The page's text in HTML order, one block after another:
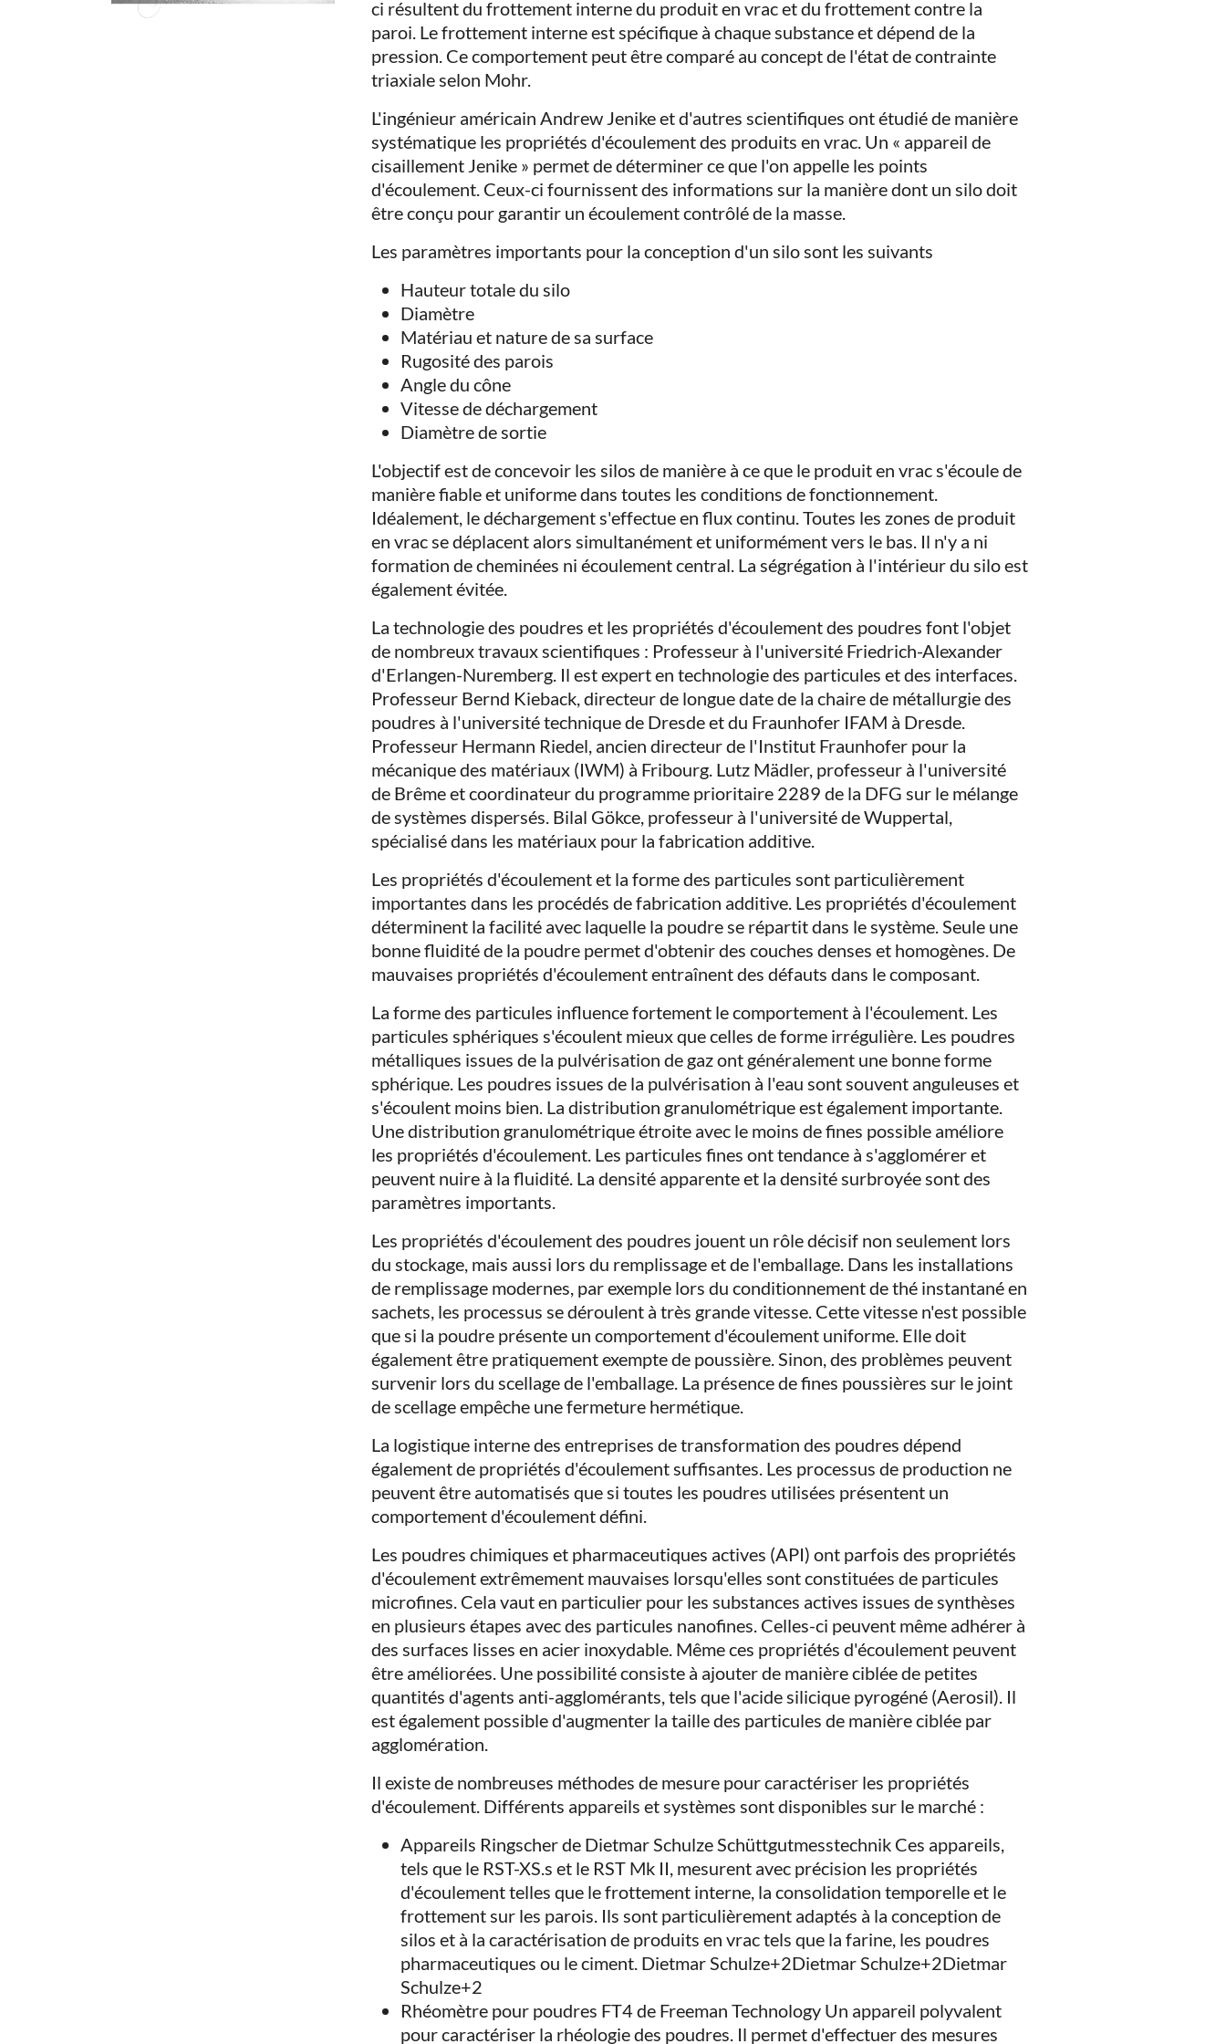
ci résultent du frottement interne du produit en vrac et du frottement contre la
paroi. Le frottement interne est spécifique à chaque substance et dépend de la
pression. Ce comportement peut être comparé au concept de l'état de contrainte
triaxiale selon Mohr.
L'ingénieur américain Andrew Jenike et d'autres scientifiques ont étudié de manière
systématique les propriétés d'écoulement des produits en vrac. Un « appareil de
cisaillement Jenike » permet de déterminer ce que l'on appelle les points
d'écoulement. Ceux-ci fournissent des informations sur la manière dont un silo doit
être conçu pour garantir un écoulement contrôlé de la masse.
Les paramètres importants pour la conception d'un silo sont les suivants
Hauteur totale du silo
Diamètre
Matériau et nature de sa surface
Rugosité des parois
Angle du cône
Vitesse de déchargement
Diamètre de sortie
L'objectif est de concevoir les silos de manière à ce que le produit en vrac s'écoule de
manière fiable et uniforme dans toutes les conditions de fonctionnement.
Idéalement, le déchargement s'effectue en flux continu. Toutes les zones de produit
en vrac se déplacent alors simultanément et uniformément vers le bas. Il n'y a ni
formation de cheminées ni écoulement central. La ségrégation à l'intérieur du silo est
également évitée.
La technologie des poudres et les propriétés d'écoulement des poudres font l'objet
de nombreux travaux scientifiques : Professeur à l'université Friedrich-Alexander
d'Erlangen-Nuremberg. Il est expert en technologie des particules et des interfaces.
Professeur Bernd Kieback, directeur de longue date de la chaire de métallurgie des
poudres à l'université technique de Dresde et du Fraunhofer IFAM à Dresde.
Professeur Hermann Riedel, ancien directeur de l'Institut Fraunhofer pour la
mécanique des matériaux (IWM) à Fribourg. Lutz Mädler, professeur à l'université
de Brême et coordinateur du programme prioritaire 2289 de la DFG sur le mélange
de systèmes dispersés. Bilal Gökce, professeur à l'université de Wuppertal,
spécialisé dans les matériaux pour la fabrication additive.
Les propriétés d'écoulement et la forme des particules sont particulièrement
importantes dans les procédés de fabrication additive. Les propriétés d'écoulement
déterminent la facilité avec laquelle la poudre se répartit dans le système. Seule une
bonne fluidité de la poudre permet d'obtenir des couches denses et homogènes. De
mauvaises propriétés d'écoulement entraînent des défauts dans le composant.
La forme des particules influence fortement le comportement à l'écoulement. Les
particules sphériques s'écoulent mieux que celles de forme irrégulière. Les poudres
métalliques issues de la pulvérisation de gaz ont généralement une bonne forme
sphérique. Les poudres issues de la pulvérisation à l'eau sont souvent anguleuses et
s'écoulent moins bien. La distribution granulométrique est également importante.
Une distribution granulométrique étroite avec le moins de fines possible améliore
les propriétés d'écoulement. Les particules fines ont tendance à s'agglomérer et
peuvent nuire à la fluidité. La densité apparente et la densité surbroyée sont des
paramètres importants.
Les propriétés d'écoulement des poudres jouent un rôle décisif non seulement lors
du stockage, mais aussi lors du remplissage et de l'emballage. Dans les installations
de remplissage modernes, par exemple lors du conditionnement de thé instantané en
sachets, les processus se déroulent à très grande vitesse. Cette vitesse n'est possible
que si la poudre présente un comportement d'écoulement uniforme. Elle doit
également être pratiquement exempte de poussière. Sinon, des problèmes peuvent
survenir lors du scellage de l'emballage. La présence de fines poussières sur le joint
de scellage empêche une fermeture hermétique.
La logistique interne des entreprises de transformation des poudres dépend
également de propriétés d'écoulement suffisantes. Les processus de production ne
peuvent être automatisés que si toutes les poudres utilisées présentent un
comportement d'écoulement défini.
Les poudres chimiques et pharmaceutiques actives (API) ont parfois des propriétés
d'écoulement extrêmement mauvaises lorsqu'elles sont constituées de particules
microfines. Cela vaut en particulier pour les substances actives issues de synthèses
en plusieurs étapes avec des particules nanofines. Celles-ci peuvent même adhérer à
des surfaces lisses en acier inoxydable. Même ces propriétés d'écoulement peuvent
être améliorées. Une possibilité consiste à ajouter de manière ciblée de petites
quantités d'agents anti-agglomérants, tels que l'acide silicique pyrogéné (Aerosil). Il
est également possible d'augmenter la taille des particules de manière ciblée par
agglomération.
Il existe de nombreuses méthodes de mesure pour caractériser les propriétés
d'écoulement. Différents appareils et systèmes sont disponibles sur le marché :
Appareils Ringscher de Dietmar Schulze Schüttgutmesstechnik Ces appareils,
tels que le RST-XS.s et le RST Mk II, mesurent avec précision les propriétés
d'écoulement telles que le frottement interne, la consolidation temporelle et le
frottement sur les parois. Ils sont particulièrement adaptés à la conception de
silos et à la caractérisation de produits en vrac tels que la farine, les poudres
pharmaceutiques ou le ciment. Dietmar Schulze+2Dietmar Schulze+2Dietmar
Schulze+2
Rhéomètre pour poudres FT4 de Freeman Technology Un appareil polyvalent
pour caractériser la rhéologie des poudres. Il permet d'effectuer des mesures